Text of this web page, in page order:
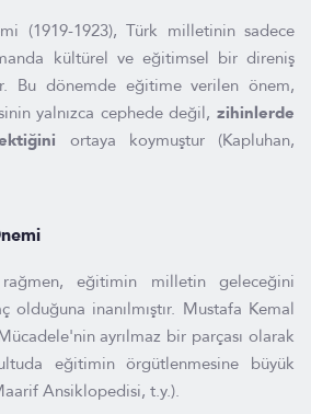
(1919-1923), Türk milletinin sadece
kültürel ve eğitimsel bir direniş
Bu dönemde eğitime verilen önem,
yalnızca cephede değil, zihinlerde
ortaya koymuştur (Kapluhan,
rağmen, eğitimin milletin geleceğini
olduğuna inanılmıştır. Mustafa Kemal
ayrılmaz bir parçası olarak
eğitimin örgütlenmesine büyük
Ansiklopedisi, t.y.).